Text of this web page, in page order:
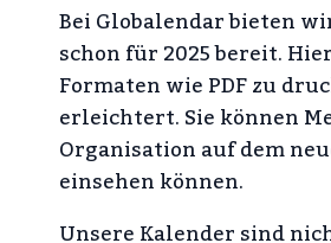
Bei Globalendar bieten
schon für 2025 bereit.
Formaten wie PDF zu
erleichtert. Sie können
Organisation auf dem
einsehen können.
Unsere Kalender sind